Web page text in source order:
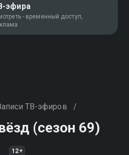
эфира
- временный доступ,
ТВ-эфиров /
(сезон 69)
12+